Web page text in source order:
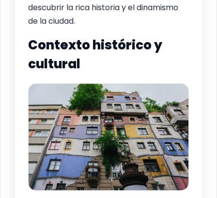
descubrir la rica historia y el dinamismo
de la ciudad.
Contexto histórico y
cultural